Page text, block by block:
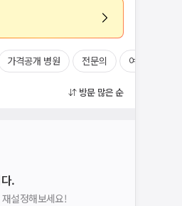
가격공개 병원 전문의 여의사
방문 많은 순
.
설정해보세요!